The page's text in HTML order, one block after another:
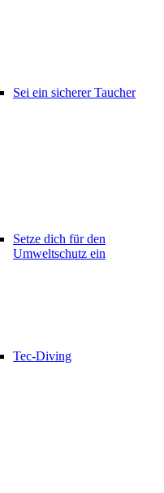
Sei ein sicherer Taucher
Setze dich für den
Umweltschutz ein
Tec-Diving